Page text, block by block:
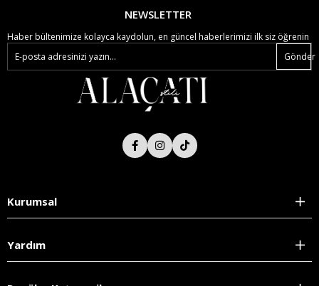
NEWSLETTER
Haber bültenimize kolayca kaydolun, en güncel haberlerimizi ilk siz öğrenin
Gönder
Kurumsal
Yardım